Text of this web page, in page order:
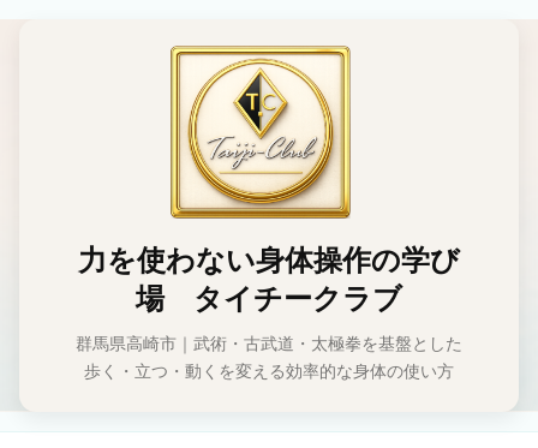
力を使わない身体操作の学び
場 タイチークラブ
群馬県高崎市｜武術・古武道・太極拳を基盤とした
歩く・立つ・動くを変える効率的な身体の使い方